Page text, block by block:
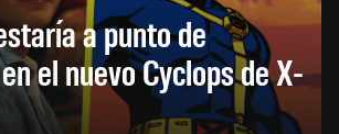
a punto de
el nuevo Cyclops de X-